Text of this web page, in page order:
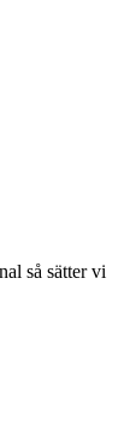
så sätter vi